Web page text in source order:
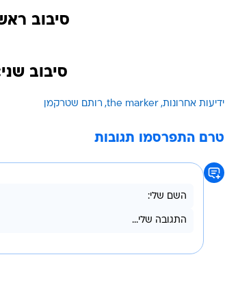
סיבוב
סיבוב
ידיעות אחרונות the marker רותם שטרקמן
טרם התפרסמו תגובות